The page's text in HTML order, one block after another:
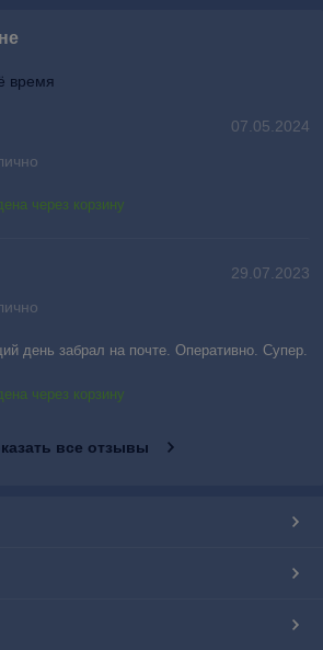
время
07.05.2024
через корзину
29.07.2023
день забрал на почте. Оперативно. Супер.
через корзину
все отзывы